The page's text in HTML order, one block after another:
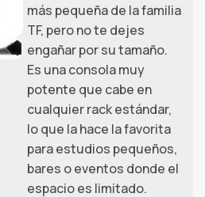
más pequeña de la familia
TF, pero no te dejes
engañar por su tamaño.
Es una consola muy
potente que cabe en
cualquier rack estándar,
lo que la hace la favorita
para estudios pequeños,
bares o eventos donde el
espacio es limitado.